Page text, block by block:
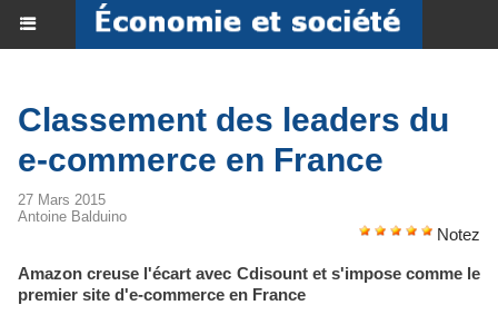
Classement des leaders du
e-commerce en France
27 Mars 2015
Antoine Balduino
Notez
Amazon creuse l'écart avec Cdisount et s'impose comme le
premier site d'e-commerce en France